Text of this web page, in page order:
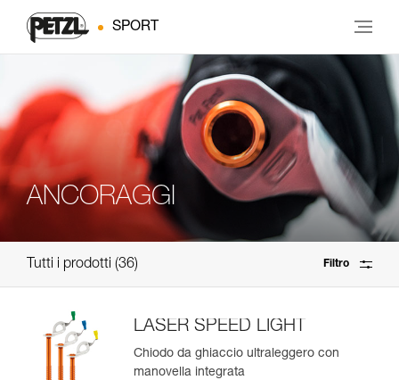
SPORT
ANCORAGGI
Tutti i prodotti 36 Filtro
LASER SPEED LIGHT
Chiodo da ghiaccio ultraleggero con
manovella integrata